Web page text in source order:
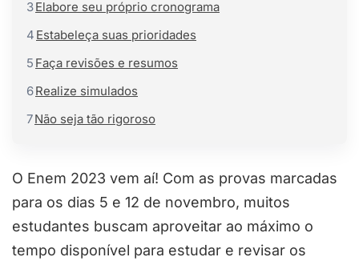
3Elabore seu próprio cronograma
4 Estabeleça suas prioridades
5 Faça revisões e resumos
6Realize simulados
7Não seja tão rigoroso
O Enem 2023 vem aí! Com as provas marcadas
para os dias 5 e 12 de novembro, muitos
estudantes buscam aproveitar ao máximo o
tempo disponível para estudar e revisar os